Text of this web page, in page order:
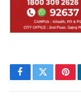
FacebookTwitter